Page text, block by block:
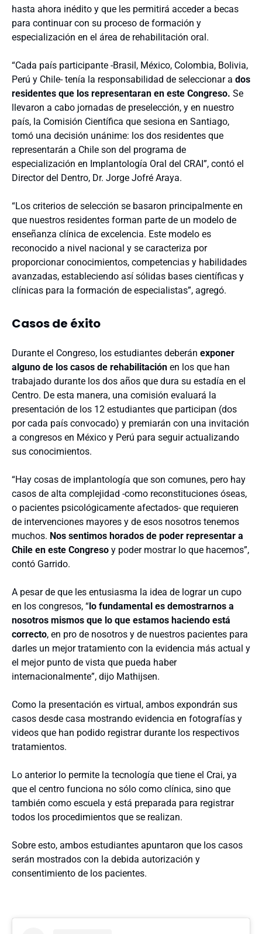
hasta ahora inédito y que les permitirá acceder a becas
para continuar con su proceso de formación y
especialización en el área de rehabilitación oral.
“Cada país participante -Brasil, México, Colombia, Bolivia,
Perú y Chile- tenía la responsabilidad de seleccionar a dos
residentes que los representaran en este Congreso. Se
llevaron a cabo jornadas de preselección, y en nuestro
país, la Comisión Científica que sesiona en Santiago,
tomó una decisión unánime: los dos residentes que
representarán a Chile son del programa de
especialización en Implantología Oral del CRAI”, contó el
Director del Dentro, Dr. Jorge Jofré Araya.
“Los criterios de selección se basaron principalmente en
que nuestros residentes forman parte de un modelo de
enseñanza clínica de excelencia. Este modelo es
reconocido a nivel nacional y se caracteriza por
proporcionar conocimientos, competencias y habilidades
avanzadas, estableciendo así sólidas bases científicas y
clínicas para la formación de especialistas”, agregó.
Casos de éxito
Durante el Congreso, los estudiantes deberán exponer
alguno de los casos de rehabilitación en los que han
trabajado durante los dos años que dura su estadía en el
Centro. De esta manera, una comisión evaluará la
presentación de los 12 estudiantes que participan (dos
por cada país convocado) y premiarán con una invitación
a congresos en México y Perú para seguir actualizando
sus conocimientos.
“Hay cosas de implantología que son comunes, pero hay
casos de alta complejidad -como reconstituciones óseas,
o pacientes psicológicamente afectados- que requieren
de intervenciones mayores y de esos nosotros tenemos
muchos. Nos sentimos horados de poder representar a
Chile en este Congreso y poder mostrar lo que hacemos”,
contó Garrido.
A pesar de que les entusiasma la idea de lograr un cupo
en los congresos, “lo fundamental es demostrarnos a
nosotros mismos que lo que estamos haciendo está
correcto, en pro de nosotros y de nuestros pacientes para
darles un mejor tratamiento con la evidencia más actual y
el mejor punto de vista que pueda haber
internacionalmente”, dijo Mathijsen.
Como la presentación es virtual, ambos expondrán sus
casos desde casa mostrando evidencia en fotografías y
videos que han podido registrar durante los respectivos
tratamientos.
Lo anterior lo permite la tecnología que tiene el Crai, ya
que el centro funciona no sólo como clínica, sino que
también como escuela y está preparada para registrar
todos los procedimientos que se realizan.
Sobre esto, ambos estudiantes apuntaron que los casos
serán mostrados con la debida autorización y
consentimiento de los pacientes.